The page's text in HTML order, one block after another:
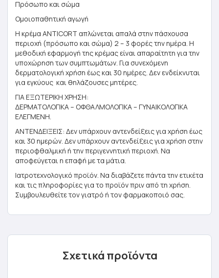
Πρόσωπο και σώμα
Ομοιοπαθητική αγωγή
Η κρέμα ANTICORT απλώνεται απαλά στην πάσχουσα
περιοχή (πρόσωπο και σώμα) 2 – 3 φορές την ημέρα. Η
μεθοδική εφαρμογή της κρέμας είναι απαραίτητη για την
υποχώρηση των συμπτωμάτων. Για συνεχόμενη
δερματολογική χρήση έως και 30 ημέρες. Δεν ενδείκνυται
για εγκύους και θηλάζουσες μητέρες.
ΓΙΑ ΕΞΩΤΕΡΙΚΗ ΧΡΗΣΗ:
ΔΕΡΜΑΤΟΛΟΓΙΚΑ – ΟΦΘΑΛΜΟΛΟΓΙΚΑ – ΓΥΝΑΙΚΟΛΟΓΙΚΑ
ΕΛΕΓΜΕΝΗ.
ΑΝΤΕΝΔΕΙΞΕΙΣ: Δεν υπάρχουν αντενδείξεις για χρήση έως
και 30 ημερών. Δεν υπάρχουν αντενδείξεις για χρήση στην
περιοφθαλμική ή την περιγεννητική περιοχή. Να
αποφεύγεται η επαφή με τα μάτια.
Ιατροτεχνολογικό προϊόν. Να διαβάζετε πάντα την ετικέτα
και τις πληροφορίες για το προϊόν πριν από τη χρήση.
Συμβουλευθείτε τον γιατρό ή τον φαρμακοποιό σας.
Σχετικά προϊόντα